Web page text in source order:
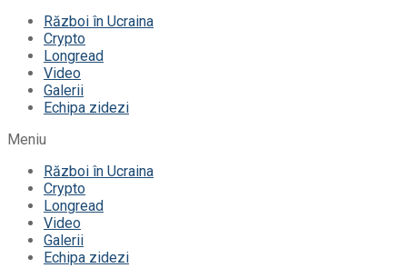
Război în Ucraina
Crypto
Longread
Video
Galerii
Echipa zidezi
Meniu
Război în Ucraina
Crypto
Longread
Video
Galerii
Echipa zidezi